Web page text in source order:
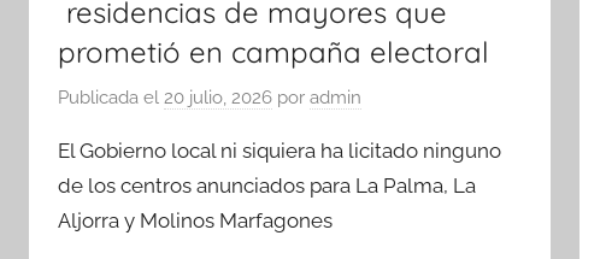
residencias de mayores que
prometió en campaña electoral
Publicada el 20 julio, 2026 por admin
El Gobierno local ni siquiera ha licitado ninguno
de los centros anunciados para La Palma, La
Aljorra y Molinos Marfagones